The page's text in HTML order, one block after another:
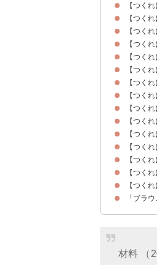
【つく
【つく
【つく
【つく
【つく
【つく
【つく
【つく
【つく
【つく
【つく
【つく
【つく
【つく
【つく
「ブラ
材料 （